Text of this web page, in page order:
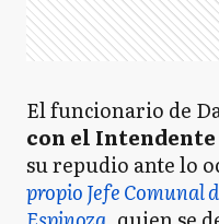
El funcionario de
con el
su repudio ante lo
propio Jefe Comunal